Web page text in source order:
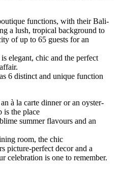
functions, with their Bali-
a lush, tropical background to
of up to 65 guests for an
elegant, chic and the perfect
6 distinct and unique function
à la carte dinner or an oyster-
the place
summer flavours and an
room, the chic
picture-perfect decor and a
celebration is one to remember.